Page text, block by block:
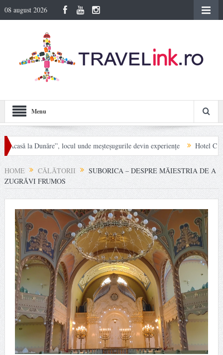
08 august 2026
Menu
locul unde meșteșugurile devin experiențe
Hotel Carpat Inn
HOME CĂLĂTORII
SUBORICA – DESPRE MĂIESTRIA DE A
ZUGRĂVI FRUMOS